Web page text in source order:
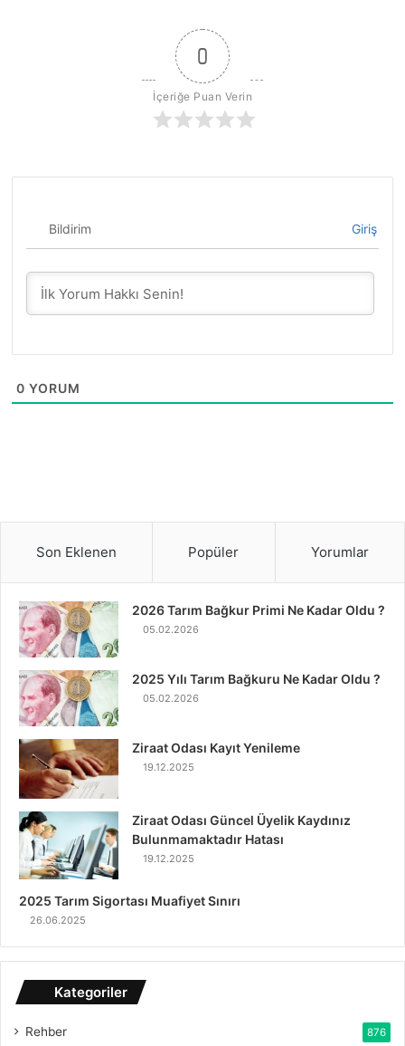
0
İçeriğe Puan Verin
Bildirim Giriş
0 YORUM
Son Eklenen Popüler Yorumlar
2026 Tarım Bağkur Primi Ne Kadar Oldu ?
05.02.2026
2025 Yılı Tarım Bağkuru Ne Kadar Oldu ?
05.02.2026
Ziraat Odası Kayıt Yenileme
19.12.2025
Ziraat Odası Güncel Üyelik Kaydınız
Bulunmamaktadır Hatası
19.12.2025
2025 Tarım Sigortası Muafiyet Sınırı
26.06.2025
Kategoriler
Rehber 876